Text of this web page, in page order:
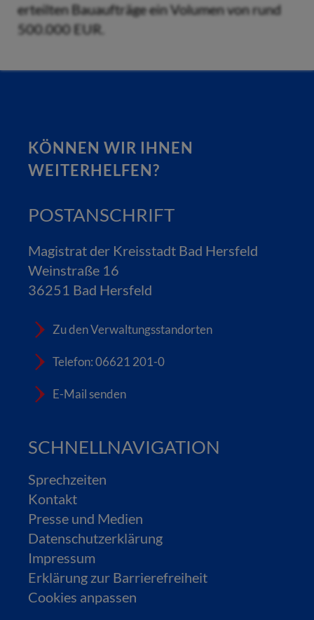
erteilten Bauaufträge ein Volumen von rund
500.000 EUR.
KÖNNEN WIR IHNEN
WEITERHELFEN?
POSTANSCHRIFT
Magistrat der Kreisstadt Bad Hersfeld
Weinstraße 16
36251 Bad Hersfeld
Zu den Verwaltungsstandorten
Telefon: 06621 201-0
E-Mail senden
SCHNELLNAVIGATION
Sprechzeiten
Kontakt
Presse und Medien
Datenschutzerklärung
Impressum
Erklärung zur Barrierefreiheit
Cookies anpassen